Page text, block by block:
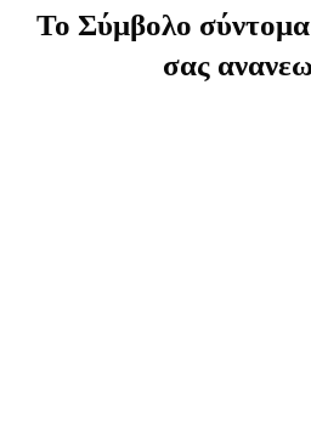
Το Σύμβολο
σας